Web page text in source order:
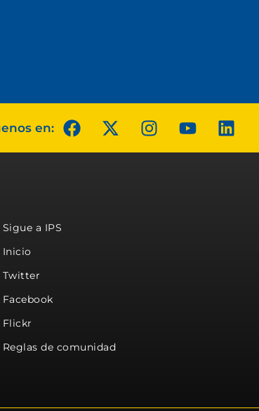
en:
Sigue a IPS
Inicio
Twitter
Facebook
Flickr
Reglas de comunidad